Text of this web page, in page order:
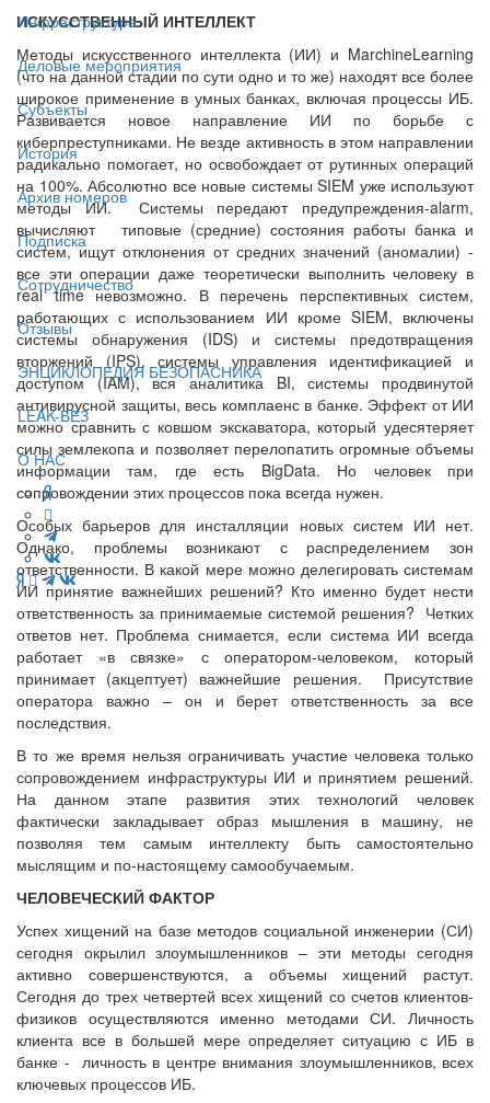
Инфраструктура
Деловые мероприятия
Субъекты
История
Архив номеров
Подписка
Сотрудничество
Отзывы
ЭНЦИКЛОПЕДИЯ БЕЗОПАСНИКА
LEAK-БЕЗ
О НАС
ИСКУССТВЕННЫЙ ИНТЕЛЛЕКТ
Методы искусственного интеллекта (ИИ) и MarchineLearning
(что на данной стадии по сути одно и то же) находят все более
широкое применение в умных банках, включая процессы ИБ.
Развивается новое направление ИИ по борьбе с
киберпреступниками. Не везде активность в этом направлении
радикально помогает, но освобождает от рутинных операций
на 100%. Абсолютно все новые системы SIEM уже используют
методы ИИ. Системы передают предупреждения-alarm,
вычисляют типовые (средние) состояния работы банка и
систем, ищут отклонения от средних значений (аномалии) -
все эти операции даже теоретически выполнить человеку в
real time невозможно. В перечень перспективных систем,
работающих с использованием ИИ кроме SIEM, включены
системы обнаружения (IDS) и системы предотвращения
вторжений (IPS), системы управления идентификацией и
доступом (IAM), вся аналитика BI, системы продвинутой
антивирусной защиты, весь комплаенс в банке. Эффект от ИИ
можно сравнить с ковшом экскаватора, который удесятеряет
силы землекопа и позволяет перелопатить огромные объемы
информации там, где есть BigData. Но человек при
сопровождении этих процессов пока всегда нужен.
Особых барьеров для инсталляции новых систем ИИ нет.
Однако, проблемы возникают с распределением зон
ответственности. В какой мере можно делегировать системам
ИИ принятие важнейших решений? Кто именно будет нести
ответственность за принимаемые системой решения? Четких
ответов нет. Проблема снимается, если система ИИ всегда
работает «в связке» с оператором-человеком, который
принимает (акцептует) важнейшие решения. Присутствие
оператора важно – он и берет ответственность за все
последствия.
В то же время нельзя ограничивать участие человека только
сопровождением инфраструктуры ИИ и принятием решений.
На данном этапе развития этих технологий человек
фактически закладывает образ мышления в машину, не
позволяя тем самым интеллекту быть самостоятельно
мыслящим и по-настоящему самообучаемым.
ЧЕЛОВЕЧЕСКИЙ ФАКТОР
Успех хищений на базе методов социальной инженерии (СИ)
сегодня окрылил злоумышленников – эти методы сегодня
активно совершенствуются, а объемы хищений растут.
Сегодня до трех четвертей всех хищений со счетов клиентов-
физиков осуществляются именно методами СИ. Личность
клиента все в большей мере определяет ситуацию с ИБ в
банке - личность в центре внимания злоумышленников, всех
ключевых процессов ИБ.